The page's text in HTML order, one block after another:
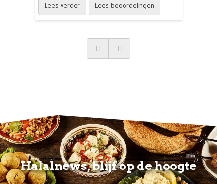
Lees verder Lees beoordelingen
Halalnews, blijf op de hoogte